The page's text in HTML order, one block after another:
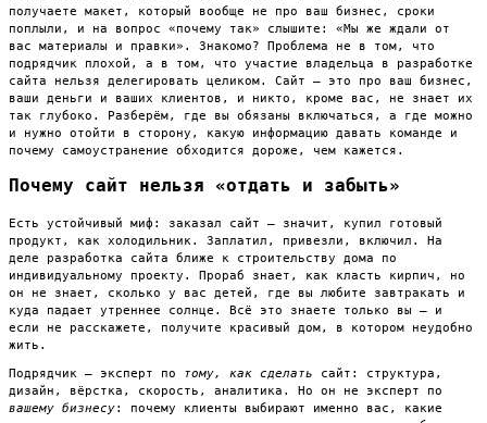
получаете макет, который вообще не про ваш бизнес, сроки
поплыли, и на вопрос «почему так» слышите: «Мы же ждали от
вас материалы и правки». Знакомо? Проблема не в том, что
подрядчик плохой, а в том, что участие владельца в разработке
сайта нельзя делегировать целиком. Сайт — это про ваш бизнес,
ваши деньги и ваших клиентов, и никто, кроме вас, не знает их
так глубоко. Разберём, где вы обязаны включаться, а где можно
и нужно отойти в сторону, какую информацию давать команде и
почему самоустранение обходится дороже, чем кажется.
Почему сайт нельзя «отдать и забыть»
Есть устойчивый миф: заказал сайт — значит, купил готовый
продукт, как холодильник. Заплатил, привезли, включил. На
деле разработка сайта ближе к строительству дома по
индивидуальному проекту. Прораб знает, как класть кирпич, но
он не знает, сколько у вас детей, где вы любите завтракать и
куда падает утреннее солнце. Всё это знаете только вы — и
если не расскажете, получите красивый дом, в котором неудобно
жить.
Подрядчик — эксперт по тому, как сделать сайт: структура,
дизайн, вёрстка, скорость, аналитика. Но он не эксперт по
вашему бизнесу: почему клиенты выбирают именно вас, какие